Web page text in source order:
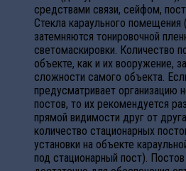
средствами связи, сейфом,
Стекла караульного помещения
затемняются тонировочной
светомаскировки. Количество
объекте, как и их вооружение,
сложности самого объекта.
предусматривает организацию
постов, то их рекомендуется
прямой видимости друг от
количество стационарных
установки на объекте
под стационарный пост).